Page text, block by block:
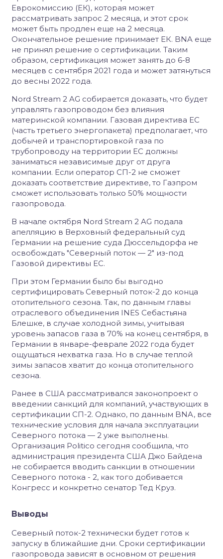
Еврокомиссию (ЕК), которая может
рассматривать запрос 2 месяца, и этот срок
может быть продлен еще на 2 месяца.
Окончательное решение принимает ЕК. BNA еще
не принял решение о сертификации. Таким
образом, сертификация может занять до 6-8
месяцев с сентября 2021 года и может затянуться
до весны 2022 года.
Nord Stream 2 AG собирается доказать, что будет
управлять газопроводом без влияния
материнской компании. Газовая директива ЕС
(часть третьего энергопакета) предполагает, что
добычей и транспортировкой газа по
трубопроводу на территории ЕС должны
заниматься независимые друг от друга
компании. Если оператор СП-2 не сможет
доказать соответствие директиве, то Газпром
сможет использовать только 50% мощности
газопровода.
В начале октября Nord Stream 2 AG подала
апелляцию в Верховный федеральный суд
Германии на решение суда Дюссельдорфа не
освобождать "Северный поток — 2" из-под
Газовой директивы ЕС.
При этом Германии было бы выгодно
сертифицировать Северный поток-2 до конца
отопительного сезона. Так, по данным главы
отраслевого объединения INES Себастьяна
Блешке, в случае холодной зимы, учитывая
уровень запасов газа в 70% на конец сентября, в
Германии в январе-феврале 2022 года будет
ощущаться нехватка газа. Но в случае теплой
зимы запасов хватит до конца отопительного
сезона.
Ранее в США рассматривался законопроект о
введении санкций для компаний, участвующих в
сертификации СП-2. Однако, по данным BNA, все
технические условия для начала эксплуатации
Северного потока — 2 уже выполнены.
Организация Politico сегодня сообщила, что
администрация президента США Джо Байдена
не собирается вводить санкции в отношении
Северного потока - 2, как того добивается
Конгресс и конкретно сенатор Тед Круз.
Выводы
Северный поток-2 технически будет готов к
запуску в ближайшие дни. Сроки сертификации
газопровода зависят в основном от решения